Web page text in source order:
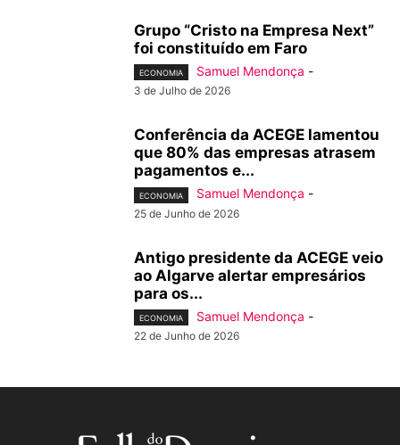
Grupo “Cristo na Empresa Next”
foi constituído em Faro
ECONOMIA Samuel Mendonça -
3 de Julho de 2026
Conferência da ACEGE lamentou
que 80% das empresas atrasem
pagamentos e...
ECONOMIA Samuel Mendonça -
25 de Junho de 2026
Antigo presidente da ACEGE veio
ao Algarve alertar empresários
para os...
ECONOMIA Samuel Mendonça -
22 de Junho de 2026